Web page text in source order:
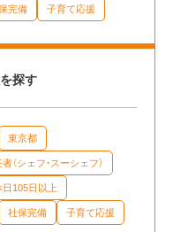
完備 子育て応援
探す
東京都
（シェフ・スーシェフ）
日105日以上
社保完備 子育て応援